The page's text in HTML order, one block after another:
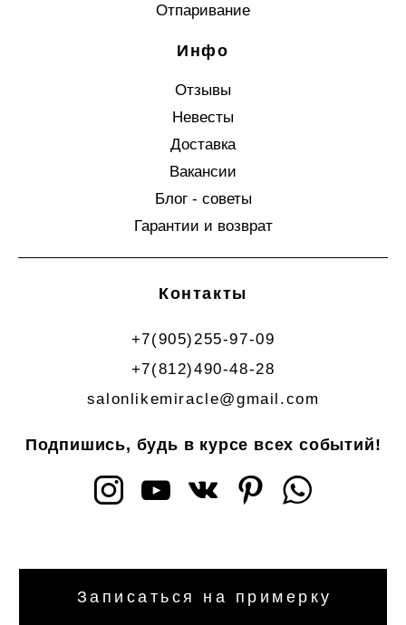
Отпаривание
Инфо
Отзывы
Невесты
Доставка
Вакансии
Блог - советы
Гарантии и возврат
Контакты
+7(905)255-97-09
+7(812)490-48-28
salonlikemiracle@gmail.com
Подпишись, будь в курсе всех событий!
Записаться на примерку